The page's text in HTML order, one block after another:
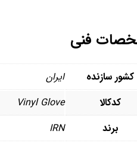
فنی
کشور سازنده
ایران
کدکالا
Vinyl Glove
برند
IRN